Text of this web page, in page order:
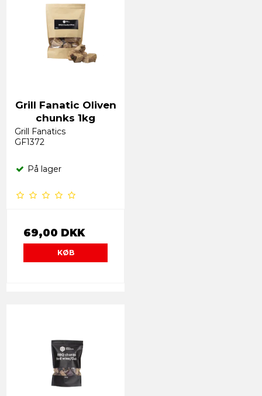
Grill Fanatic Oliven
chunks 1kg
Grill Fanatics
GF1372
På lager
69,00 DKK
KØB